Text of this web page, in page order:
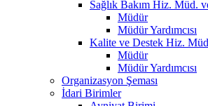
Sağlık Bakım Hiz. Müd.
Müdür
Müdür Yardımcısı
Kalite ve Destek Hiz.
Müdür
Müdür Yardımcısı
Organizasyon Şeması
İdari Birimler